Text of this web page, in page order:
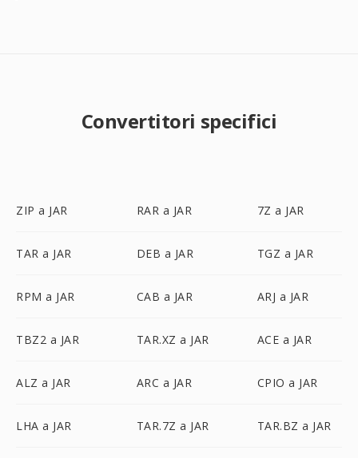
Convertitori specifici
ZIP a JAR RAR a JAR 7Z a JAR
TAR a JAR DEB a JAR TGZ a JAR
RPM a JAR CAB a JAR ARJ a JAR
TBZ2 a JAR TAR.XZ a JAR ACE a JAR
ALZ a JAR ARC a JAR CPIO a JAR
LHA a JAR TAR.7Z a JAR TAR.BZ a JAR